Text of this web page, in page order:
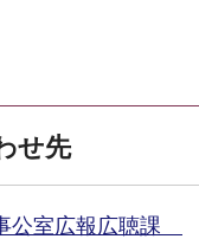
せ先
公室広報広聴課